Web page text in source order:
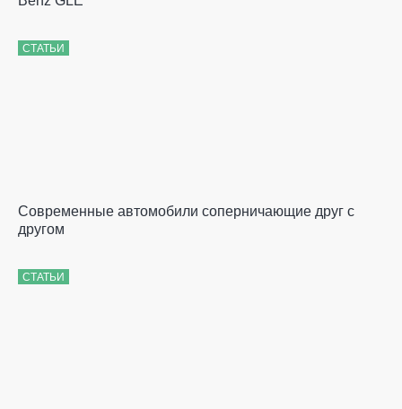
СТАТЬИ
Современные автомобили соперничающие друг с
другом
СТАТЬИ